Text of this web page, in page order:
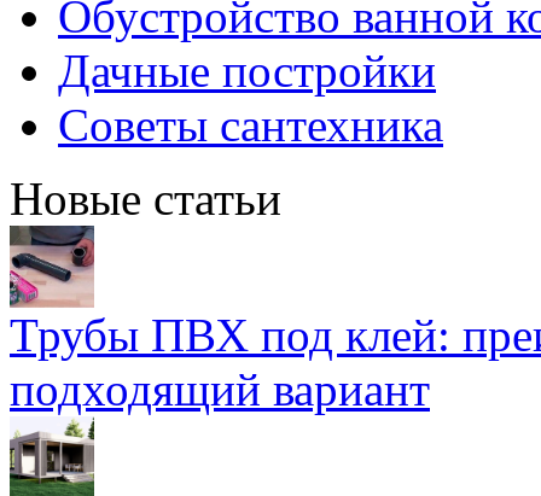
Обустройство ванной
Дачные постройки
Советы сантехника
Новые статьи
Трубы ПВХ под клей:
подходящий вариант